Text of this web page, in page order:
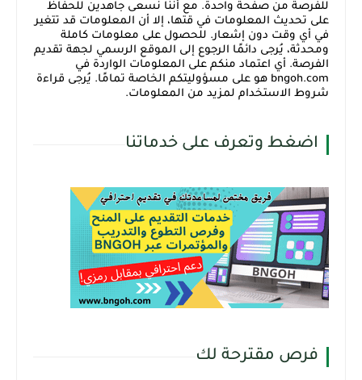
للفرصة من صفحة واحدة. مع أننا نسعى جاهدين للحفاظ
على تحديث المعلومات في قتها، إلا أن المعلومات قد تتغير
في أي وقت دون إشعار. للحصول على معلومات كاملة
ومحدثة، يُرجى دائمًا الرجوع إلى الموقع الرسمي لجهة تقديم
الفرصة. أي اعتماد منكم على المعلومات الواردة في
bngoh.com هو على مسؤوليتكم الخاصة تمامًا. يُرجى قراءة
شروط الاستخدام لمزيد من المعلومات.
اضغط وتعرف على خدماتنا
فرص مقترحة لك